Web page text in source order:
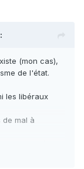
(mon cas),
de l'état.
les libéraux
mal à